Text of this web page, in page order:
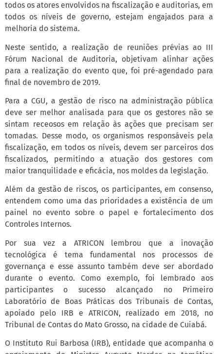
todos os atores envolvidos na fiscalização e auditorias, em
todos os níveis de governo, estejam engajados para a
melhoria do sistema.
Neste sentido, a realização de reuniões prévias ao III
Fórum Nacional de Auditoria, objetivam alinhar ações
para a realização do evento que, foi pré-agendado para
final de novembro de 2019.
Para a CGU, a gestão de risco na administração pública
deve ser melhor analisada para que os gestores não se
sintam receosos em relação às ações que precisam ser
tomadas. Desse modo, os organismos responsáveis pela
fiscalização, em todos os níveis, devem ser parceiros dos
fiscalizados, permitindo a atuação dos gestores com
maior tranquilidade e eficácia, nos moldes da legislação.
Além da gestão de riscos, os participantes, em consenso,
entendem como uma das prioridades a existência de um
painel no evento sobre o papel e fortalecimento dos
Controles Internos.
Por sua vez a ATRICON lembrou que a inovação
tecnológica é tema fundamental nos processos de
governança e esse assunto também deve ser abordado
durante o evento. Como exemplo, foi lembrado aos
participantes o sucesso alcançado no Primeiro
Laboratório de Boas Práticas dos Tribunais de Contas,
apoiado pelo IRB e ATRICON, realizado em 2018, no
Tribunal de Contas do Mato Grosso, na cidade de Cuiabá.
O Instituto Rui Barbosa (IRB), entidade que acompanha o